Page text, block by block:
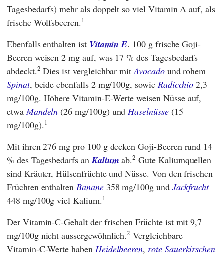
Tagesbedarfs) mehr als doppelt so viel Vitamin A auf, als
frische Wolfsbeeren.1
Ebenfalls enthalten ist Vitamin E. 100 g frische Goji-
Beeren weisen 2 mg auf, was 17 % des Tagesbedarfs
abdeckt.2 Dies ist vergleichbar mitAvocadound rohem
Spinat, beide ebenfalls 2 mg/100g, sowie Radicchio 2,3
mg/100g. Höhere Vitamin-E-Werte weisen Nüsse auf,
etwaMandeln (26 mg/100g) undHaselnüsse(15
mg/100g).1
Mit ihren 276 mg pro 100 g decken Goji-Beeren rund 14
% des Tagesbedarfs anKalium ab.2 Gute Kaliumquellen
sind Kräuter, Hülsenfrüchte und Nüsse. Von den frischen
Früchten enthalten Banane358 mg/100g und Jackfrucht
448 mg/100g viel Kalium.1
Der Vitamin-C-Gehalt der frischen Früchte ist mit 9,7
mg/100g nicht aussergewöhnlich.2 Vergleichbare
Vitamin-C-Werte haben Heidelbeeren, rote Sauerkirschen